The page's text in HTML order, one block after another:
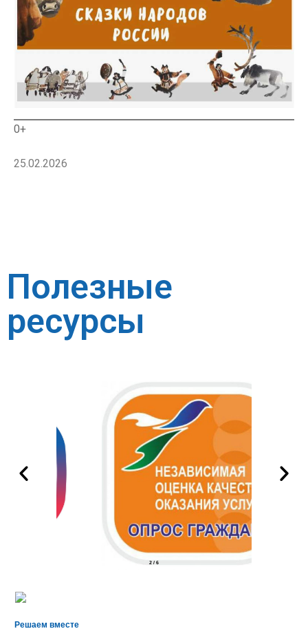
0+
25.02.2026
Полезные
ресурсы
2 / 6
Решаем вместе